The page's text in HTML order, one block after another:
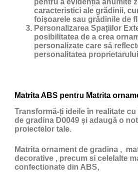
pentru a evidenția anumite
caracteristici ale grădinii,
foișoarele sau grădinile de
Personalizarea Spațiilor
posibilitatea de a crea
personalizate care să
personalitatea
Matrita ABS pentru Matrita
Transformă-ți ideile în realitate
de gradina D0049 și adaugă o
proiectelor tale.
Matrita ornament de gradina ,
decorative , precum si celelalte
confectionate din ABS,